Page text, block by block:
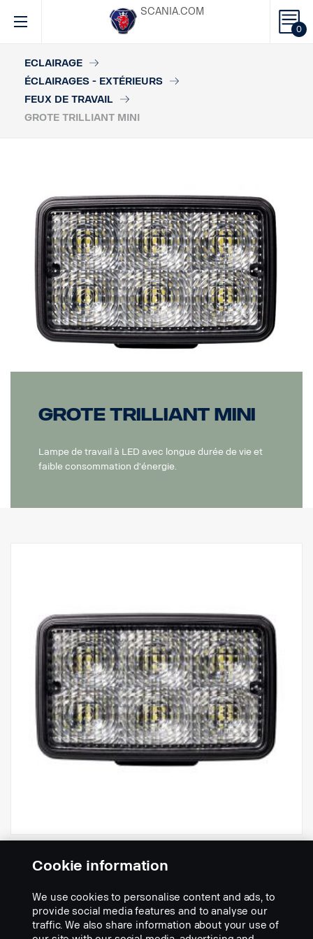
0
SCANIA.COM
ECLAIRAGE
ÉCLAIRAGES - EXTÉRIEURS
FEUX DE TRAVAIL
GROTE TRILLIANT MINI
Grote Trilliant Mini
Lampe de travail à LED avec longue durée de vie et
faible consommation d'énergie.
Feu de travail 700 lm R23.
Part Description:
Feu de travail à LED, 6 LED, 700 lumens, schéma de faisceau
Cookie information
We use cookies to personalise content and ads, to
provide social media features and to analyse our
traffic. We also share information about your use of